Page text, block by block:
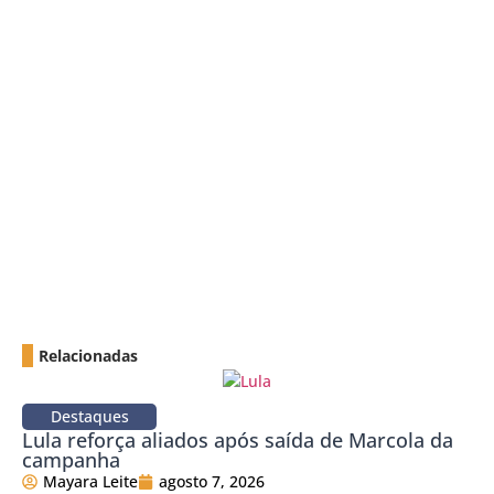
Relacionadas
Destaques
Lula reforça aliados após saída de Marcola da
campanha
Mayara Leite agosto 7, 2026